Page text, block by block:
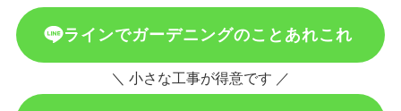
ラインでガーデニングのことあれこれ
＼ 小さな工事が得意です ／